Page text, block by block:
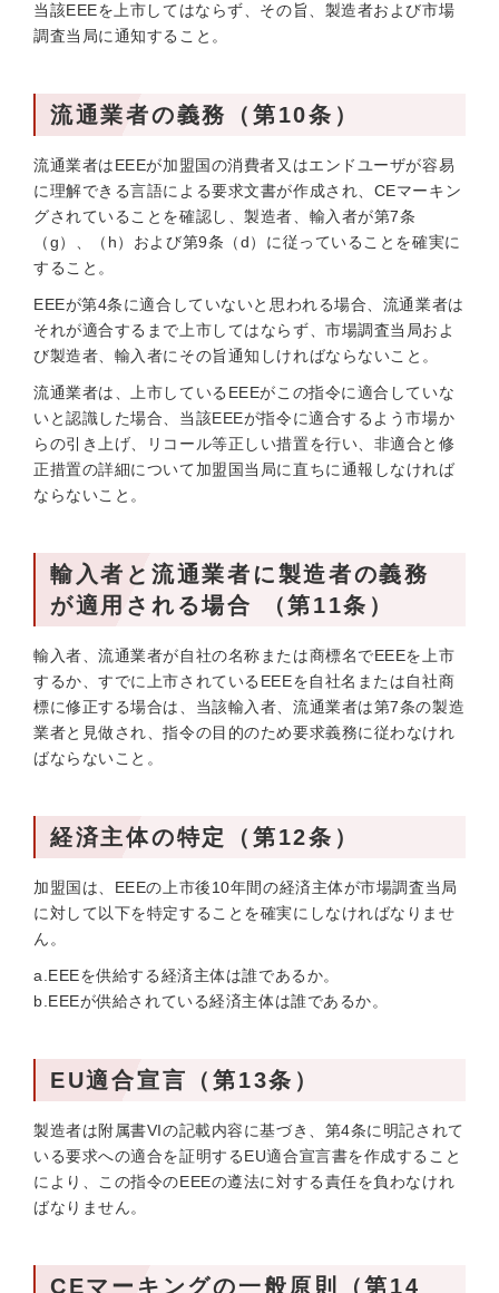
当該EEEを上市してはならず、その旨、製造者および市場
調査当局に通知すること。
流通業者の義務（第10条）
流通業者はEEEが加盟国の消費者又はエンドユーザが容易
に理解できる言語による要求文書が作成され、CEマーキン
グされていることを確認し、製造者、輸入者が第7条
（g）、（h）および第9条（d）に従っていることを確実に
すること。
EEEが第4条に適合していないと思われる場合、流通業者は
それが適合するまで上市してはならず、市場調査当局およ
び製造者、輸入者にその旨通知しければならないこと。
流通業者は、上市しているEEEがこの指令に適合していな
いと認識した場合、当該EEEが指令に適合するよう市場か
らの引き上げ、リコール等正しい措置を行い、非適合と修
正措置の詳細について加盟国当局に直ちに通報しなければ
ならないこと。
輸入者と流通業者に製造者の義務
が適用される場合 （第11条）
輸入者、流通業者が自社の名称または商標名でEEEを上市
するか、すでに上市されているEEEを自社名または自社商
標に修正する場合は、当該輸入者、流通業者は第7条の製造
業者と見做され、指令の目的のため要求義務に従わなけれ
ばならないこと。
経済主体の特定（第12条）
加盟国は、EEEの上市後10年間の経済主体が市場調査当局
に対して以下を特定することを確実にしなければなりませ
ん。
a.EEEを供給する経済主体は誰であるか。
b.EEEが供給されている経済主体は誰であるか。
EU適合宣言（第13条）
製造者は附属書VIの記載内容に基づき、第4条に明記されて
いる要求への適合を証明するEU適合宣言書を作成すること
により、この指令のEEEの遵法に対する責任を負わなけれ
ばなりません。
CEマーキングの一般原則（第14